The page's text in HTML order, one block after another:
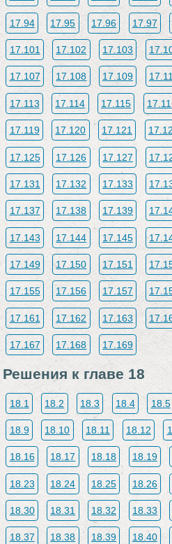
17.94 17.95 17.96 17.97
17.101 17.102 17.103
17.107 17.108 17.109
17.113 17.114 17.115
17.119 17.120 17.121
17.125 17.126 17.127
17.131 17.132 17.133
17.137 17.138 17.139
17.143 17.144 17.145
17.149 17.150 17.151
17.155 17.156 17.157
17.161 17.162 17.163
17.167 17.168 17.169
Решения к главе 18
18.1 18.2 18.3 18.4 18.5
18.9 18.10 18.11 18.12
18.16 18.17 18.18 18.19
18.23 18.24 18.25 18.26
18.30 18.31 18.32 18.33
18.37 18.38 18.39 18.40